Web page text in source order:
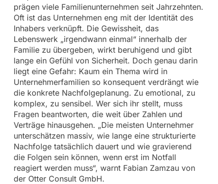
prägen viele Familienunternehmen seit Jahrzehnten.
Oft ist das Unternehmen eng mit der Identität des
Inhabers verknüpft. Die Gewissheit, das
Lebenswerk „irgendwann einmal“ innerhalb der
Familie zu übergeben, wirkt beruhigend und gibt
lange ein Gefühl von Sicherheit. Doch genau darin
liegt eine Gefahr: Kaum ein Thema wird in
Unternehmerfamilien so konsequent verdrängt wie
die konkrete Nachfolgeplanung. Zu emotional, zu
komplex, zu sensibel. Wer sich ihr stellt, muss
Fragen beantworten, die weit über Zahlen und
Verträge hinausgehen. „Die meisten Unternehmer
unterschätzen massiv, wie lange eine strukturierte
Nachfolge tatsächlich dauert und wie gravierend
die Folgen sein können, wenn erst im Notfall
reagiert werden muss“, warnt Fabian Zamzau von
der Otter Consult GmbH.